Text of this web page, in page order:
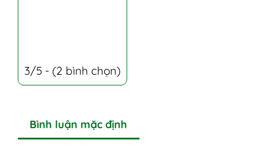
3/5 - (2 bình chọn)
Bình luận mặc định